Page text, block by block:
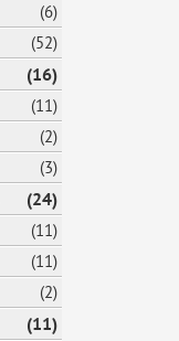
(6)
(52)
(16)
(11)
(2)
(3)
(24)
(11)
(11)
(2)
(11)